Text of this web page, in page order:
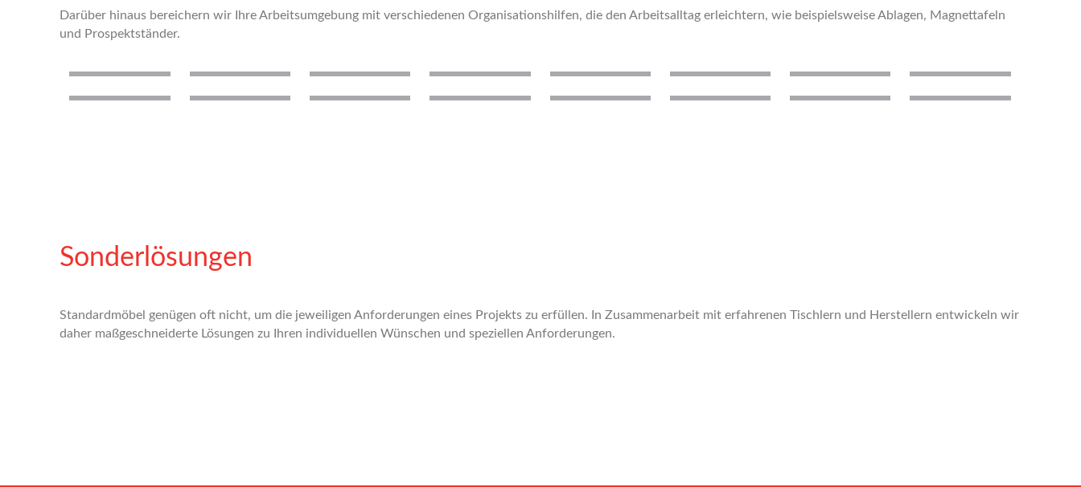
Darüber hinaus bereichern wir Ihre Arbeitsumgebung mit verschiedenen Organisationshilfen, die den Arbeitsalltag erleichtern, wie beispielsweise Ablagen, Magnettafeln
und Prospektständer.
Sonderlösungen
Standardmöbel genügen oft nicht, um die jeweiligen Anforderungen eines Projekts zu erfüllen. In Zusammenarbeit mit erfahrenen Tischlern und Herstellern entwickeln wir
daher maßgeschneiderte Lösungen zu Ihren individuellen Wünschen und speziellen Anforderungen.